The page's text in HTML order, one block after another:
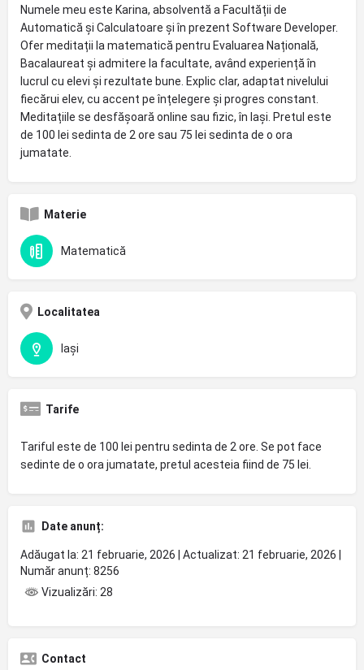
Numele meu este Karina, absolventă a Facultății de
Automatică și Calculatoare și în prezent Software Developer.
Ofer meditații la matematică pentru Evaluarea Națională,
Bacalaureat și admitere la facultate, având experiență în
lucrul cu elevi și rezultate bune. Explic clar, adaptat nivelului
fiecărui elev, cu accent pe înțelegere și progres constant.
Meditațiile se desfășoară online sau fizic, în Iași. Pretul este
de 100 lei sedinta de 2 ore sau 75 lei sedinta de o ora
jumatate.
Materie
Matematică
Localitatea
Iași
Tarife
Tariful este de 100 lei pentru sedinta de 2 ore. Se pot face
sedinte de o ora jumatate, pretul acesteia fiind de 75 lei.
Date anunț:
Adăugat la: 21 februarie, 2026 | Actualizat: 21 februarie, 2026 |
Număr anunț: 8256
Vizualizări: 28
Contact